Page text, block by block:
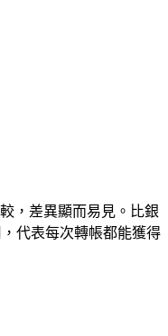
，差異顯而易見。比銀
代表每次轉帳都能獲得